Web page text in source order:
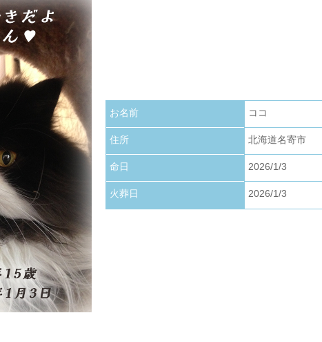
2026.01.01
お写真アップロードいたしました。
お名前 ココ
住所 北海道名寄市
命日 2026/1/3
火葬日 2026/1/3